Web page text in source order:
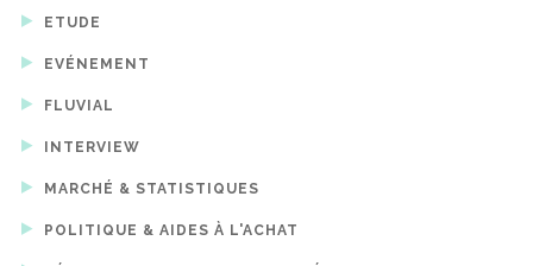
ETUDE
EVÉNEMENT
FLUVIAL
INTERVIEW
MARCHÉ & STATISTIQUES
POLITIQUE & AIDES À L'ACHAT